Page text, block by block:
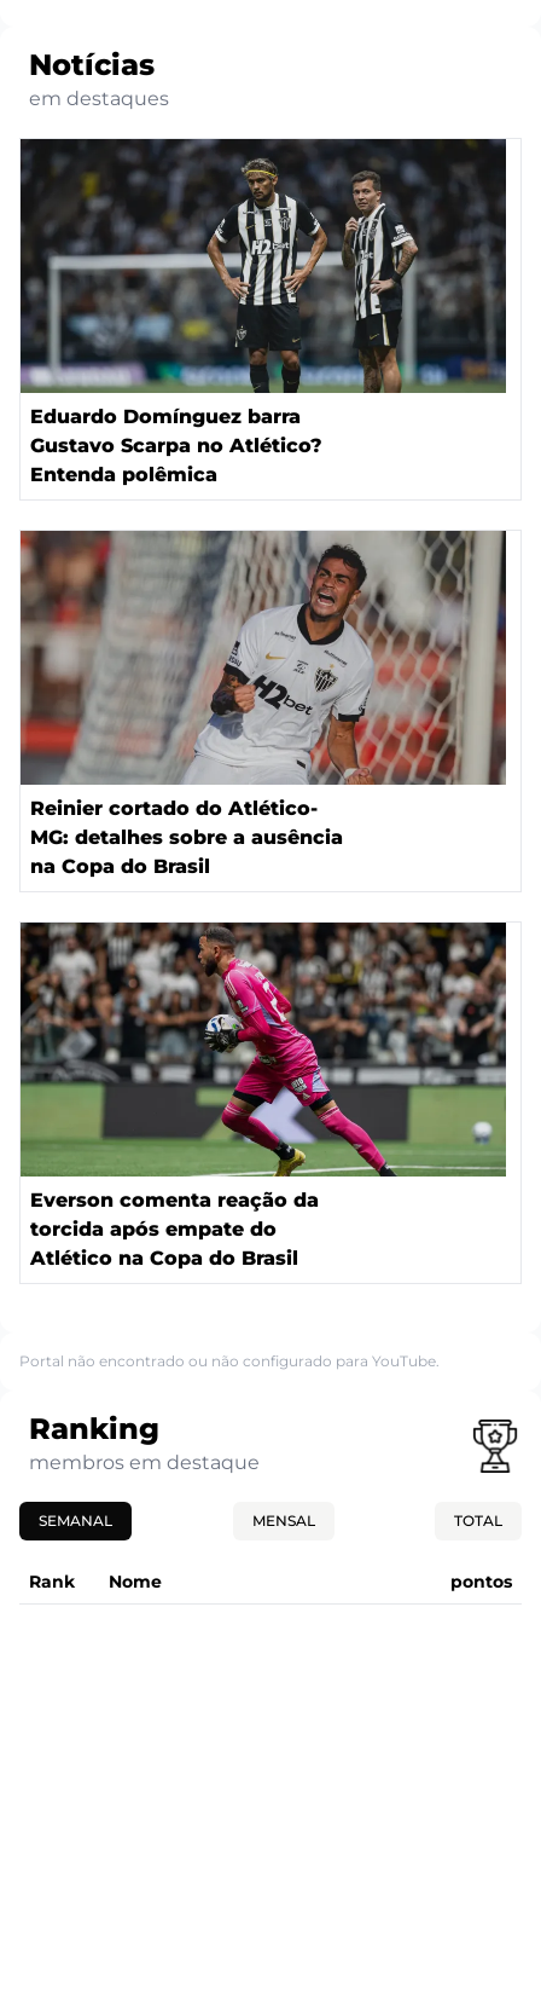
Notícias
em destaques
Eduardo Domínguez barra
Gustavo Scarpa no Atlético?
Entenda polêmica
Reinier cortado do Atlético-
MG: detalhes sobre a ausência
na Copa do Brasil
Everson comenta reação da
torcida após empate do
Atlético na Copa do Brasil
Portal não encontrado ou não configurado para YouTube.
Ranking
membros em destaque
SEMANAL MENSAL TOTAL
Rank Nome pontos